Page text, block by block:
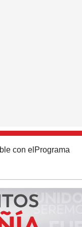
con el Programa